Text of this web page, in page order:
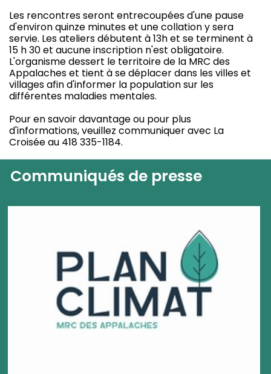
Les rencontres seront entrecoupées d'une pause
d'environ quinze minutes et une collation y sera
servie. Les ateliers débutent à 13h et se terminent à
15 h 30 et aucune inscription n'est obligatoire.
L'organisme dessert le territoire de la MRC des
Appalaches et tient à se déplacer dans les villes et
villages afin d'informer la population sur les
différentes maladies mentales.
Pour en savoir davantage ou pour plus
d'informations, veuillez communiquer avec La
Croisée au 418 335-1184.
Communiqués de presse